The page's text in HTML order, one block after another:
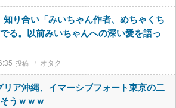
知り合い「みいちゃん作者、めちゃくち
る。以前みいちゃんへの深い愛を語っ
オタク
リア沖縄、イマーシブフォート東京の二
うｗｗｗ